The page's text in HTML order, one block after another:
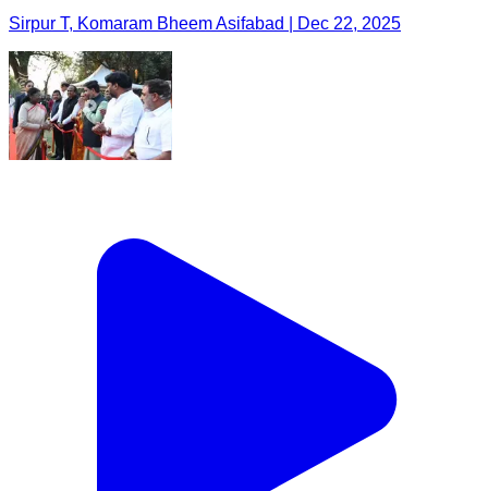
Sirpur T, Komaram Bheem Asifabad | Dec 22, 2025